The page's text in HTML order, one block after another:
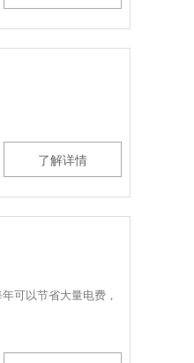
了解详情
可以节省大量电费，